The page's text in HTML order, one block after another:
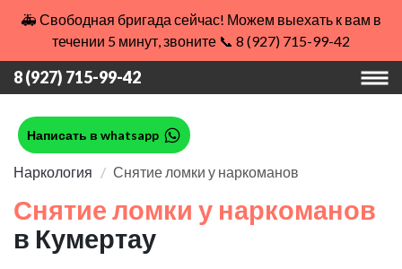
🚑 Свободная бригада сейчас! Можем выехать к вам в
течении 5 минут, звоните 📞 8 (927) 715-99-42
8 (927) 715-99-42
Написать в whatsapp
Наркология Снятие ломки у наркоманов
Снятие ломки у наркоманов
в Кумертау